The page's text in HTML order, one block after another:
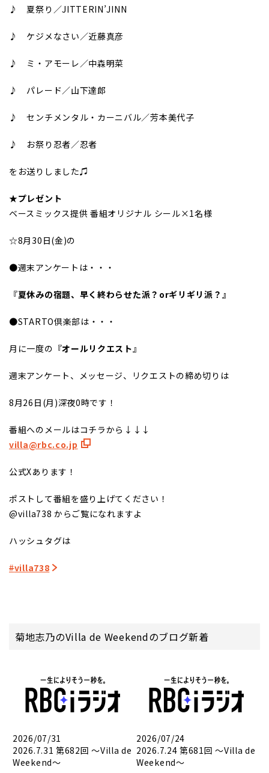
♪ 夏祭り／JITTERIN’JINN
♪ ケジメなさい／近藤真彦
♪ ミ・アモーレ／中森明菜
♪ パレード／山下達郎
♪ センチメンタル・カーニバル／芳本美代子
♪ お祭り忍者／忍者
をお送りしました♫
★プレゼント
ベースミックス提供 番組オリジナル シール×1名様
☆8月30日(金)の
●週末アンケートは・・・
『夏休みの宿題、早く終わらせた派？orギリギリ派？』
●STARTO倶楽部は・・・
月に一度の『オールリクエスト 』
週末アンケート、メッセージ、リクエストの締め切りは
8月26日(月)深夜0時です！
番組へのメールはコチラから↓↓↓
villa@rbc.co.jp
公式Xあります！
ポストして番組を盛り上げてください！
@villa738 からご覧になれますよ
ハッシュタグは
#villa738
菊地志乃のVilla de Weekendのブログ新着
2026/07/31
2026.7.31 第682回 ～Villa de
Weekend～
2026/07/24
2026.7.24 第681回 ～Villa de
Weekend～